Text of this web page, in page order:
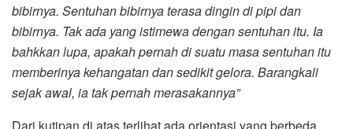
bibirnya. Sentuhan bibirnya terasa dingin di pipi dan
bibirnya. Tak ada yang istimewa dengan sentuhan itu. Ia
bahkkan lupa, apakah pernah di suatu masa sentuhan itu
memberinya kehangatan dan sedikit gelora. Barangkali
sejak awal, ia tak pernah merasakannya”
Dari kutipan di atas terlihat ada orientasi yang berbeda